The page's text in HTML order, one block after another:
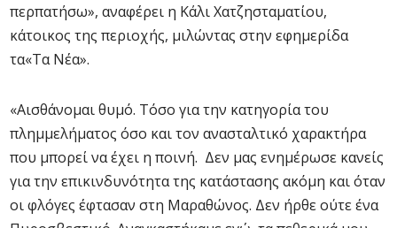
περπατήσω», αναφέρει η Κάλι Χατζησταματίου,
κάτοικος της περιοχής, μιλώντας στην εφημερίδα
τα«Τα Νέα».
«Αισθάνομαι θυμό. Τόσο για την κατηγορία του
πλημμελήματος όσο και τον ανασταλτικό χαρακτήρα
που μπορεί να έχει η ποινή. Δεν μας ενημέρωσε κανείς
για την επικινδυνότητα της κατάστασης ακόμη και όταν
οι φλόγες έφτασαν στη Μαραθώνος. Δεν ήρθε ούτε ένα